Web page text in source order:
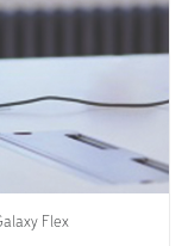
Flex